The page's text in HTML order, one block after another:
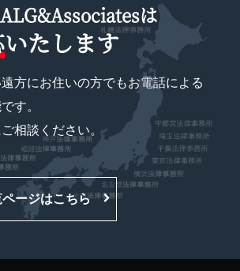
は
いたします
方にお住いの方でもお電話による
す。
相談ください。
ージはこちら